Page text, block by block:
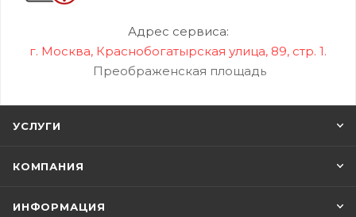
Адрес сервиса:
г. Москва, Краснобогатырская улица, 89, стр. 1.
Преображенская площадь
УСЛУГИ
КОМПАНИЯ
ИНФОРМАЦИЯ